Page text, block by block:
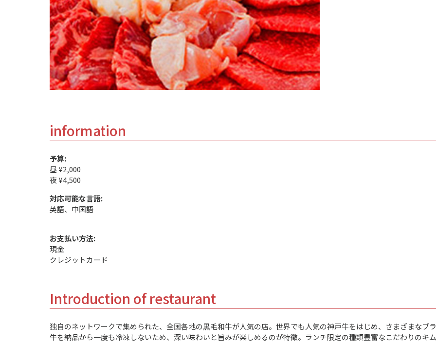
information
予算:
昼 ¥2,000
夜 ¥4,500
対応可能な言語:
英語、中国語
お支払い方法:
現金
クレジットカード
Introduction of restaurant
独自のネットワークで集められた、全国各地の黒毛和牛が人気の店。世界でも人気の神戸牛をはじめ、さまざまなブ
牛を納品から一度も冷凍しないため、深い味わいと旨みが楽しめるのが特徴。ランチ限定の種類豊富なこだわりのキ